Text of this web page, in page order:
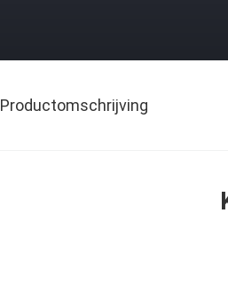
Productomschrijving